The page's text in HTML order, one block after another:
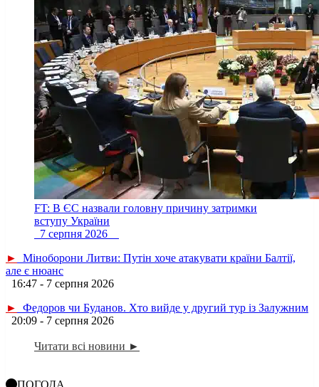
FT: В ЄС назвали головну причину затримки
вступу України
7 серпня 2026
►
Міноборони Литви: Путін хоче атакувати країни Балтії,
але є нюанс
16:47 - 7 серпня 2026
►
Федоров чи Буданов. Хто вийде у другий тур із Залужним
20:09 - 7 серпня 2026
Читати всі новини ►
ПОГОДА